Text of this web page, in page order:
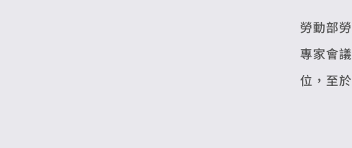
勞動部
專家會
位，至